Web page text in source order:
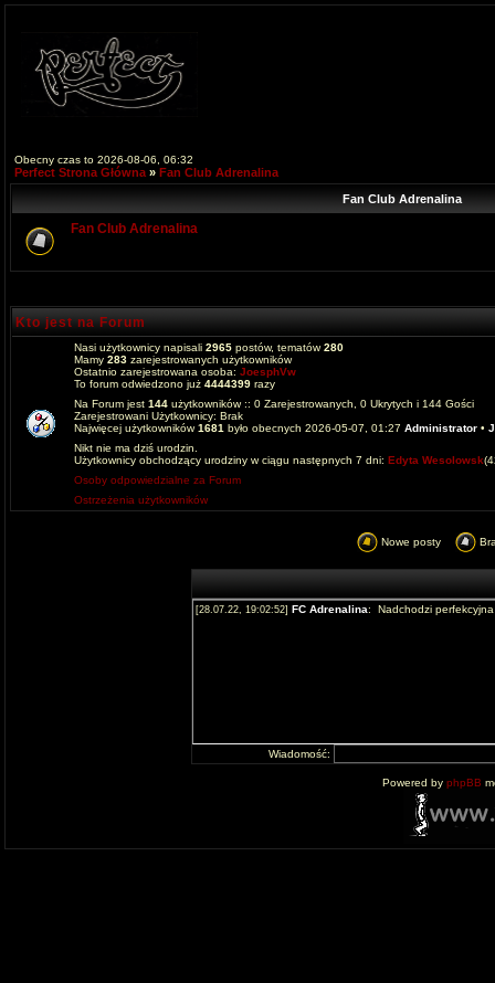
Obecny czas to 2026-08-06, 06:32
Perfect Strona Główna » Fan Club Adrenalina
Fan Club Adrenalina
Fan Club Adrenalina
Kto jest na Forum
Nasi użytkownicy napisali 2965 postów, tematów280
Mamy 283 zarejestrowanych użytkowników
Ostatnio zarejestrowana osoba: JoesphVw
To forum odwiedzono już 4444399 razy
Na Forum jest 144 użytkowników :: 0 Zarejestrowanych, 0 Ukrytych i 144 Gości
Zarejestrowani Użytkownicy: Brak
Najwięcej użytkowników1681 było obecnych 2026-05-07, 01:27 Administrator •
Nikt nie ma dziś urodzin.
Użytkownicy obchodzący urodziny w ciągu następnych 7 dni: Edyta Wesolowsk
Osoby odpowiedzialne za Forum
Ostrzeżenia użytkowników
Nowe posty
Wiadomość:
Powered by phpBB